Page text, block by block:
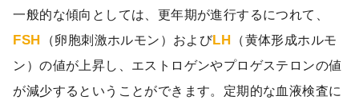
一般的な傾向としては、更年期が進行するにつれて、
FSH （卵胞刺激ホルモン）およびLH （黄体形成ホルモ
ン）の値が上昇し、エストロゲンやプロゲステロンの値
が減少するということができます。定期的な血液検査に